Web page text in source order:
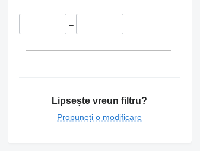
–
Lipsește vreun filtru?
Propuneți o modificare